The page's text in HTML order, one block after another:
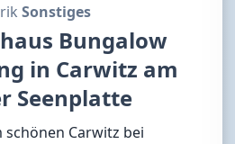
Sonstiges
Bungalow
in Carwitz am
Seenplatte
schönen Carwitz bei